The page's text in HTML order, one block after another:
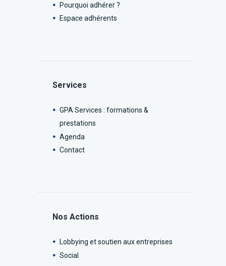
Pourquoi adhérer ?
Espace adhérents
Services
GPA Services : formations &
prestations
Agenda
Contact
Nos Actions
Lobbying et soutien aux entreprises
Social